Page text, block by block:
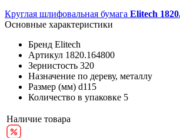
Круглая шлифовальная бумага Elitech
Основные характеристики
Бренд Elitech
Артикул 1820.164800
Зернистость 320
Назначение по дереву, металлу
Размер (мм) d115
Количество в упаковке 5
Наличие товара